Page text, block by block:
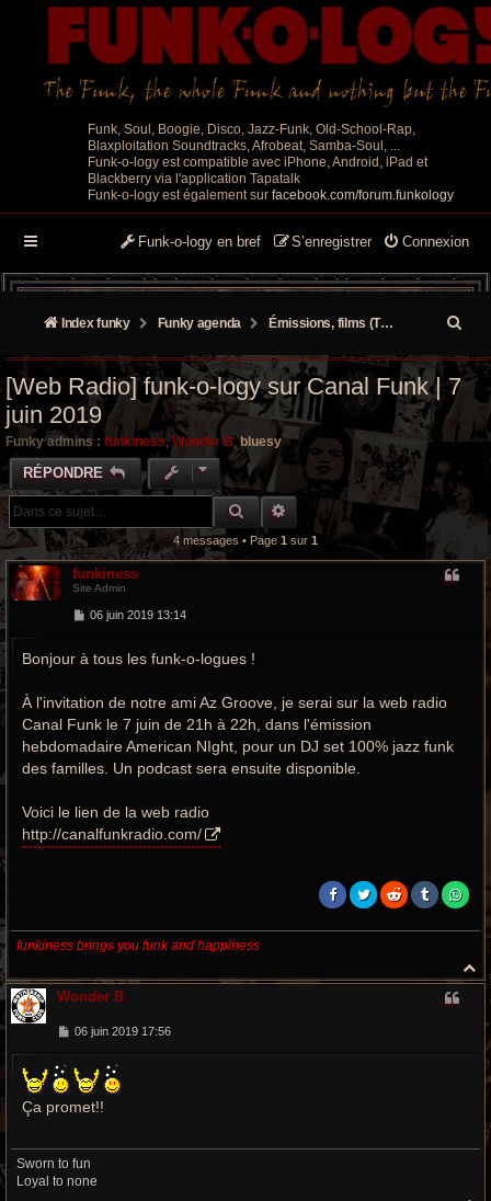
Funk, Soul, Boogie, Disco, Jazz-Funk, Old-School-Rap,
Blaxploitation Soundtracks, Afrobeat, Samba-Soul, ...
Funk-o-logy est compatible avec iPhone, Android, iPad et
Blackberry via l'application Tapatalk
Funk-o-logy est également sur facebook.com/forum.funkology
Connexion
S’enregistrer
Funk-o-logy en bref
Index funky Funky agenda Émissions, films (TV-Radio-Web)
e
r
[Web Radio] funk-o-logy sur Canal Funk | 7
juin 2019
Funky admins : funkiness,Wonder B,bluesy
RÉPONDRE
RECHERCHE GROOVY
RECHERCHE AVANCÉE
4 messages • Page 1 sur 1
funkiness
Site Admin
M
s
e
06 juin 2019 13:14
Bonjour à tous les funk-o-logues !
À l'invitation de notre ami Az Groove, je serai sur la web radio
Canal Funk le 7 juin de 21h à 22h, dans l'émission
hebdomadaire American NIght, pour un DJ set 100% jazz funk
des familles. Un podcast sera ensuite disponible.
Voici le lien de la web radio
http://canalfunkradio.com/
funkiness brings you funk and happiness
a
Wonder B
M
s
e
06 juin 2019 17:56
Ça promet!!
Sworn to fun
Loyal to none